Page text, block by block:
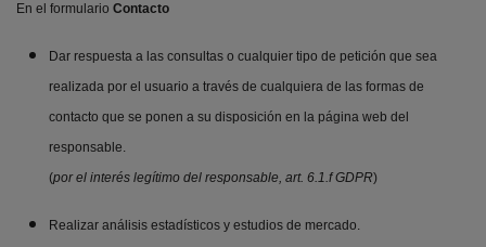
En el formulario Contacto
Dar respuesta a las consultas o cualquier tipo de petición que sea
realizada por el usuario a través de cualquiera de las formas de
contacto que se ponen a su disposición en la página web del
responsable.
(por el interés legítimo del responsable, art. 6.1.f GDPR)
Realizar análisis estadísticos y estudios de mercado.